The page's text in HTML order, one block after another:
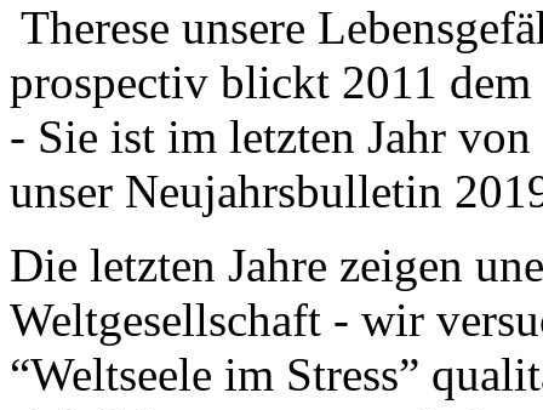
Therese unsere
prospectiv blickt 2011
- Sie ist im letzten Jahr
unser Neujahrsbulletin
Die letzten Jahre zeigen
Weltgesellschaft - wir
“Weltseele im Stress”